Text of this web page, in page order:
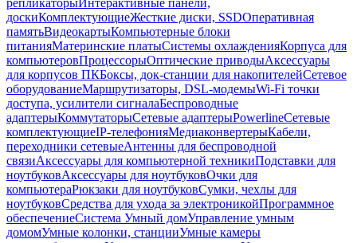
репликаторыИнтерактивные панели,
доскиКомплектующиеЖесткие диски, SSDОперативная
памятьВидеокартыКомпьютерные блоки
питанияМатеринские платыСистемы охлажденияКорпуса для
компьютеровПроцессорыОптические приводыАксессуары
для корпусов ПКБоксы, док-станции для накопителейСетевое
оборудованиеМаршрутизаторы, DSL-модемыWi-Fi точки
доступа, усилители сигналаБеспроводные
адаптерыКоммутаторыСетевые адаптерыPowerlineСетевые
комплектующиеIP-телефонияМедиаконвертерыКабели,
переходники сетевыеАнтенны для беспроводной
связиАксессуары для компьютерной техникиПодставки для
ноутбуковАксессуары для ноутбуковОчки для
компьютераРюкзаки для ноутбуковСумки, чехлы для
ноутбуковСредства для ухода за электроникойПрограммное
обеспечениеСистема Умный домУправление умным
домомУмные колонки, станцииУмные камеры